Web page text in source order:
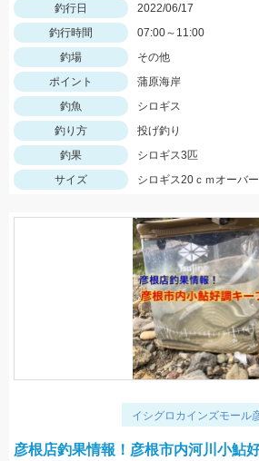
釣行日
2022/06/17
釣行時間
07:00～11:00
釣場
その他
ポイント
蒲原海岸
釣魚
シロギス
釣り方
投げ釣り
釣果
シロギス3匹
サイズ
シロギス20ｃｍオーバー
イシグロカインズモール
彦根店釣果情報！彦根市内河川小鮎